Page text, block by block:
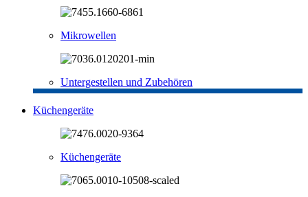
Mikrowellen
Untergestellen und Zubehören
Küchengeräte
Küchengeräte